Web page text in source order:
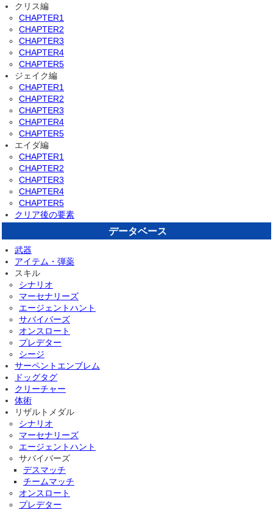
クリス編
CHAPTER1
CHAPTER2
CHAPTER3
CHAPTER4
CHAPTER5
ジェイク編
CHAPTER1
CHAPTER2
CHAPTER3
CHAPTER4
CHAPTER5
エイダ編
CHAPTER1
CHAPTER2
CHAPTER3
CHAPTER4
CHAPTER5
クリア後の要素
データベース
武器
アイテム・弾薬
スキル
シナリオ
マーセナリーズ
エージェントハント
サバイバーズ
オンスロート
プレデター
シージ
サーペントエンブレム
ドッグタグ
クリーチャー
体術
リザルトメダル
シナリオ
マーセナリーズ
エージェントハント
サバイバーズ
デスマッチ
チームマッチ
オンスロート
プレデター